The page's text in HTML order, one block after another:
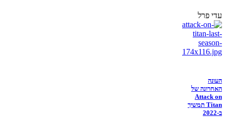
עדי פרל
העונה
האחרונה של
Attack on
Titan תמשיך
ב-2022